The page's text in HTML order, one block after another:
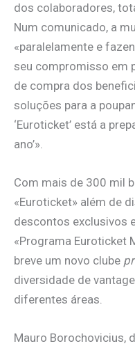
dos colaboradores,
Num comunicado, a
«paralelamente e
seu compromisso em
de compra dos
soluções para a
‘Euroticket’ está a
ano’».
Com mais de 300 mil
«Euroticket» além de
descontos exclusivos
«Programa Euroticket
breve um novo clube
diversidade de
diferentes áreas.
Mauro Borochovicius,